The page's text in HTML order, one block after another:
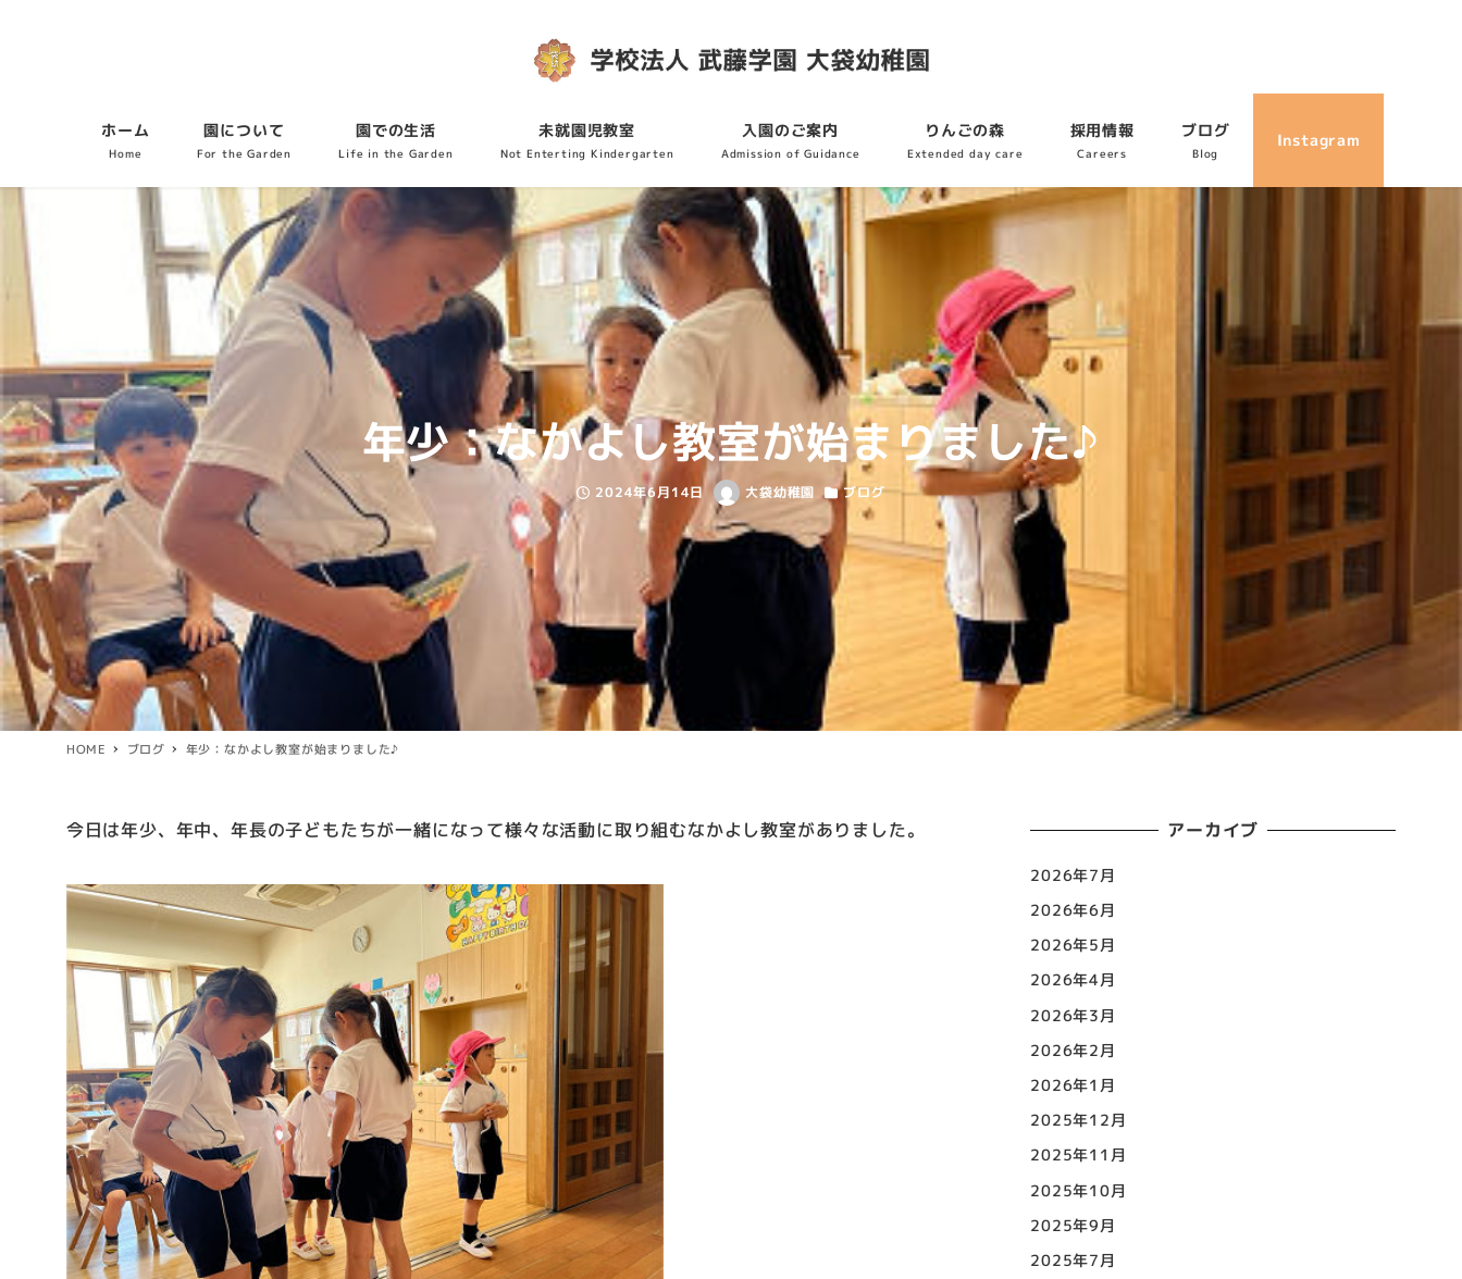
ホーム
Home
園について
For the Garden
園での生活
Life in the Garden
未就園児教室
Not Enterting Kindergarten
入園のご案内
Admission of Guidance
りんごの森
Extended day care
採用情報
Careers
ブログ
Blog
Instagram
年少：なかよし教室が始まりました♪
投稿日
2024年6月14日
著
者
大袋幼稚園
カテゴリー
ブログ
HOME ブログ 年少：なかよし教室が始まりました♪
今日は年少、年中、年長の子どもたちが一緒になって様々な活動に取り組むなかよし教室がありました。 アーカイブ
2026年7月
2026年6月
2026年5月
2026年4月
2026年3月
2026年2月
2026年1月
2025年12月
2025年11月
2025年10月
2025年9月
2025年7月